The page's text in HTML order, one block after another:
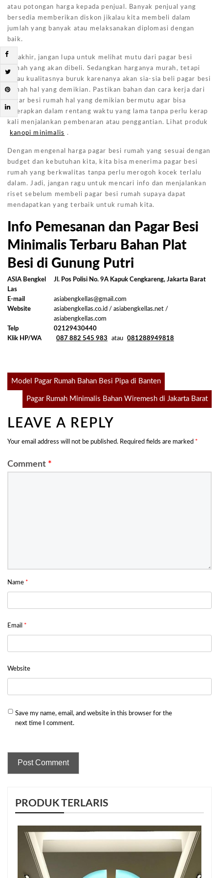
atau potongan harga kepada penjual. Banyak penjual yang
bersedia memberikan diskon jikalau kita membeli dalam
jumlah yang banyak atau melaksanakan diplomasi dengan
baik.
Terakhir, jangan lupa untuk melihat mutu dari pagar besi
rumah yang akan dibeli. Sedangkan harganya murah, tetapi
kalau kualitasnya buruk karenanya akan sia-sia beli pagar besi
rumah hal yang demikian. Pastikan bahan dan cara kerja dari
pagar besi rumah hal yang demikian bermutu agar bisa
diterapkan dalam rentang waktu yang lama tanpa perlu kerap
kali menjalankan pembenaran atau penggantian. Lihat produk
kanopi minimalis .
Dengan mengenal harga pagar besi rumah yang sesuai dengan
budget dan kebutuhan kita, kita bisa menerima pagar besi
rumah yang berkwalitas tanpa perlu merogoh kocek terlalu
dalam. Jadi, jangan ragu untuk mencari info dan menjalankan
riset sebelum membeli pagar besi rumah supaya dapat
mendapatkan yang terbaik untuk rumah kita.
Info Pemesanan dan Pagar Besi
Minimalis Terbaru Bahan Plat
Besi di Gunung Putri
ASIA Bengkel
Las
Jl. Pos Polisi No. 9A Kapuk Cengkareng, Jakarta Barat
E-mail
asiabengkellas@gmail.com
Website
asiabengkellas.co.id / asiabengkellas.net /
asiabengkellas.com
Telp
02129430440
Klik HP/WA
087 882 545 983 atau 081288949818
Post
navigation
Model Pagar Rumah Bahan Besi Pipa di Banten
Pagar Rumah Minimalis Bahan Wiremesh di Jakarta Barat
LEAVE A REPLY
Your email address will not be published. Required fields are marked *
Comment *
Name *
Email *
Website
Save my name, email, and website in this browser for the
next time I comment.
PRODUK TERLARIS